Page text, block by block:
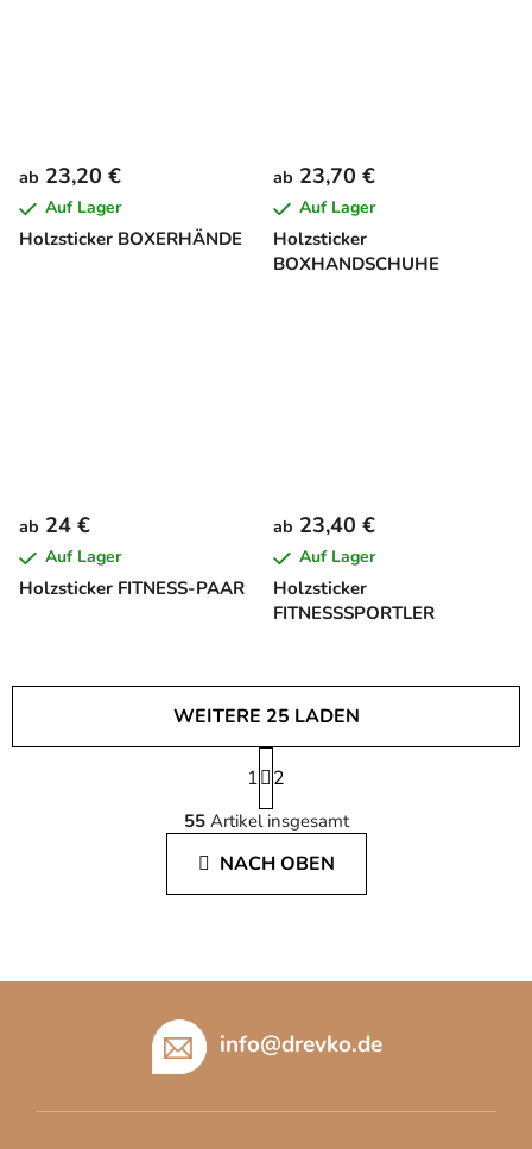
Holzsticker BOXERHÄNDE
ab 23,20 €
Auf Lager
Holzsticker
BOXHANDSCHUHE
ab 23,70 €
Auf Lager
Holzsticker FITNESS-PAAR
ab 24 €
Auf Lager
Holzsticker
FITNESSSPORTLER
ab 23,40 €
Auf Lager
S
t
e
u
e
l
m
e
t
WEITERE 25 LADEN
P
a
g
i
i
e
g
1 2
55Artikel insgesamt
NACH OBEN
info@drevko.de